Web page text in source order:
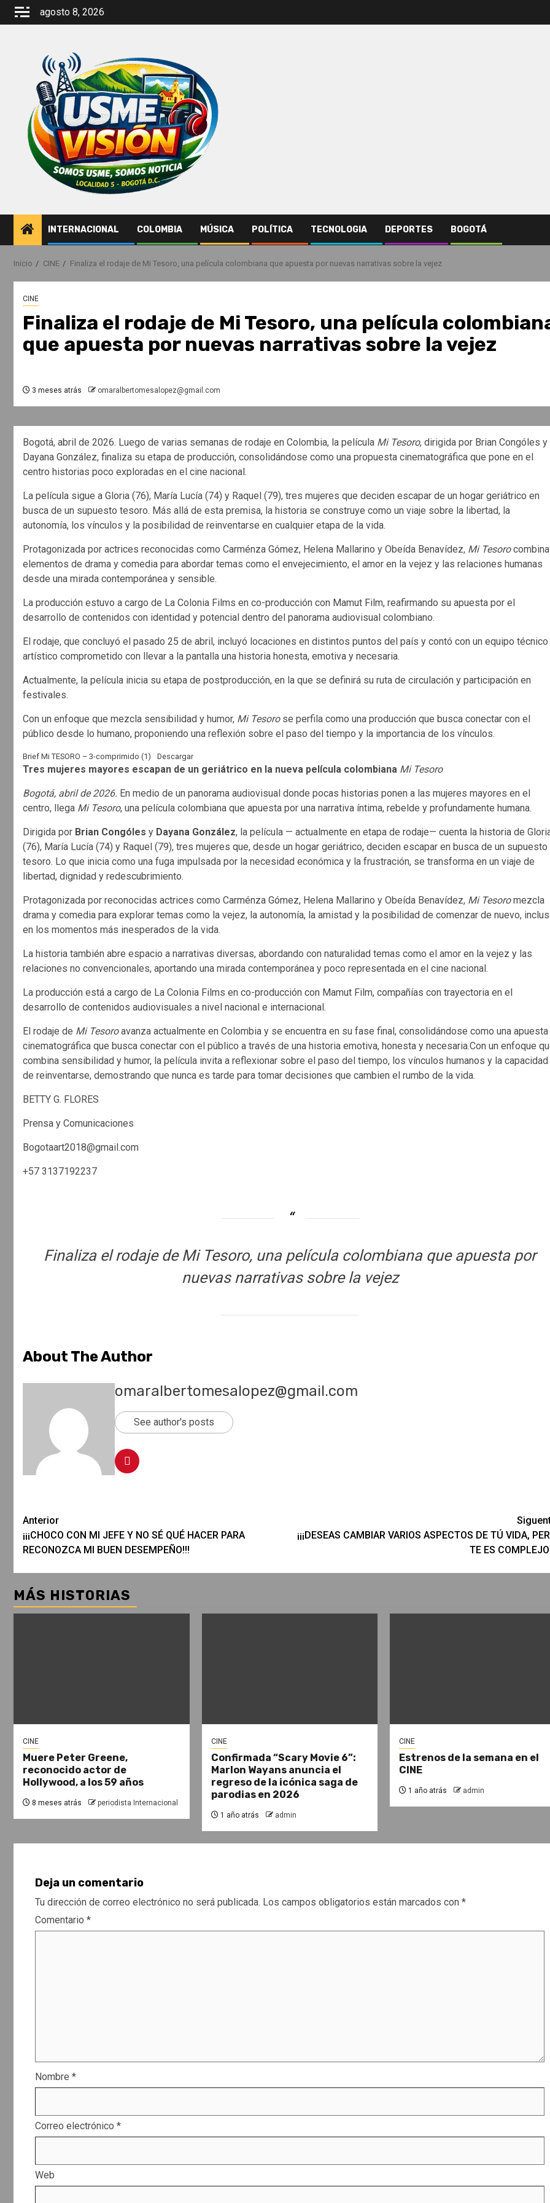
Saltar
agosto 8, 2026
INTERNACIONAL COLOMBIA MÚSICA POLÍTICA TECNOLOGIA DEPORTES BOGOTÁ
Inicio CINE Finaliza el rodaje de Mi Tesoro, una película colombiana que apuesta por nuevas narrativas sobre la vejez
CINE
Finaliza el rodaje de Mi Tesoro, una película
que apuesta por nuevas narrativas sobre la vejez
3 meses atrás omaralbertomesalopez@gmail.com
Bogotá, abril de 2026. Luego de varias semanas de rodaje en Colombia, la película Mi Tesoro, dirigida por Brian Congóles y
Dayana González, finaliza su etapa de producción, consolidándose como una propuesta cinematográfica que pone en el
centro historias poco exploradas en el cine nacional.
La película sigue a Gloria (76), María Lucía (74) y Raquel (79), tres mujeres que deciden escapar de un hogar geriátrico en
busca de un supuesto tesoro. Más allá de esta premisa, la historia se construye como un viaje sobre la libertad, la
autonomía, los vínculos y la posibilidad de reinventarse en cualquier etapa de la vida.
Protagonizada por actrices reconocidas como Carménza Gómez, Helena Mallarino y Obeída Benavídez, Mi Tesorocombina
elementos de drama y comedia para abordar temas como el envejecimiento, el amor en la vejez y las relaciones humanas
desde una mirada contemporánea y sensible.
La producción estuvo a cargo de La Colonia Films en co-producción con Mamut Film, reafirmando su apuesta por el
desarrollo de contenidos con identidad y potencial dentro del panorama audiovisual colombiano.
El rodaje, que concluyó el pasado 25 de abril, incluyó locaciones en distintos puntos del país y contó con un equipo técnico
artístico comprometido con llevar a la pantalla una historia honesta, emotiva y necesaria.
Actualmente, la película inicia su etapa de postproducción, en la que se definirá su ruta de circulación y participación en
festivales.
Con un enfoque que mezcla sensibilidad y humor, Mi Tesorose perfila como una producción que busca conectar con el
público desde lo humano, proponiendo una reflexión sobre el paso del tiempo y la importancia de los vínculos.
Brief Mi TESORO – 3-comprimido (1) Descargar
Tres mujeres mayores escapan de un geriátrico en la nueva película colombiana Mi Tesoro
Bogotá, abril de 2026. En medio de un panorama audiovisual donde pocas historias ponen a las mujeres mayores en el
centro, llega Mi Tesoro, una película colombiana que apuesta por una narrativa íntima, rebelde y profundamente humana.
Dirigida por Brian Congóles y Dayana González, la película — actualmente en etapa de rodaje— cuenta la historia de
(76), María Lucía (74) y Raquel (79), tres mujeres que, desde un hogar geriátrico, deciden escapar en busca de un supuesto
tesoro. Lo que inicia como una fuga impulsada por la necesidad económica y la frustración, se transforma en un viaje de
libertad, dignidad y redescubrimiento.
Protagonizada por reconocidas actrices como Carménza Gómez, Helena Mallarino y Obeída Benavídez, Mi Tesoromezcla
drama y comedia para explorar temas como la vejez, la autonomía, la amistad y la posibilidad de comenzar de nuevo,
en los momentos más inesperados de la vida.
La historia también abre espacio a narrativas diversas, abordando con naturalidad temas como el amor en la vejez y las
relaciones no convencionales, aportando una mirada contemporánea y poco representada en el cine nacional.
La producción está a cargo de La Colonia Films en co-producción con Mamut Film, compañías con trayectoria en el
desarrollo de contenidos audiovisuales a nivel nacional e internacional.
El rodaje de Mi Tesoroavanza actualmente en Colombia y se encuentra en su fase final, consolidándose como una apuesta
cinematográfica que busca conectar con el público a través de una historia emotiva, honesta y necesaria.Con un enfoque
combina sensibilidad y humor, la película invita a reflexionar sobre el paso del tiempo, los vínculos humanos y la capacidad
de reinventarse, demostrando que nunca es tarde para tomar decisiones que cambien el rumbo de la vida.
BETTY G. FLORES
Prensa y Comunicaciones
Bogotaart2018@gmail.com
+57 3137192237
Finaliza el rodaje de Mi Tesoro, una película colombiana que apuesta por
nuevas narrativas sobre la vejez
About The Author
omaralbertomesalopez@gmail.com
See author's posts
Post
navigation
Anterior
¡¡¡CHOCO CON MI JEFE Y NO SÉ QUÉ HACER PARA
RECONOZCA MI BUEN DESEMPEÑO!!!
¡¡¡DESEAS CAMBIAR VARIOS ASPECTOS DE TÚ VIDA,
TE ES
MÁS HISTORIAS
CINE
Muere Peter Greene,
reconocido actor de
Hollywood, a los 59 años
8 meses atrás periodista Internacional
CINE
Confirmada “Scary Movie 6”:
Marlon Wayans anuncia el
regreso de la icónica saga de
parodias en 2026
1 año atrás admin
CINE
Estrenos de la semana en el
CINE
1 año atrás admin
Deja un comentario
Tu dirección de correo electrónico no será publicada. Los campos obligatorios están marcados con *
Comentario *
Nombre *
Correo electrónico *
Web